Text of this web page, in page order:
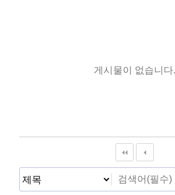
게시물이 없습니다.